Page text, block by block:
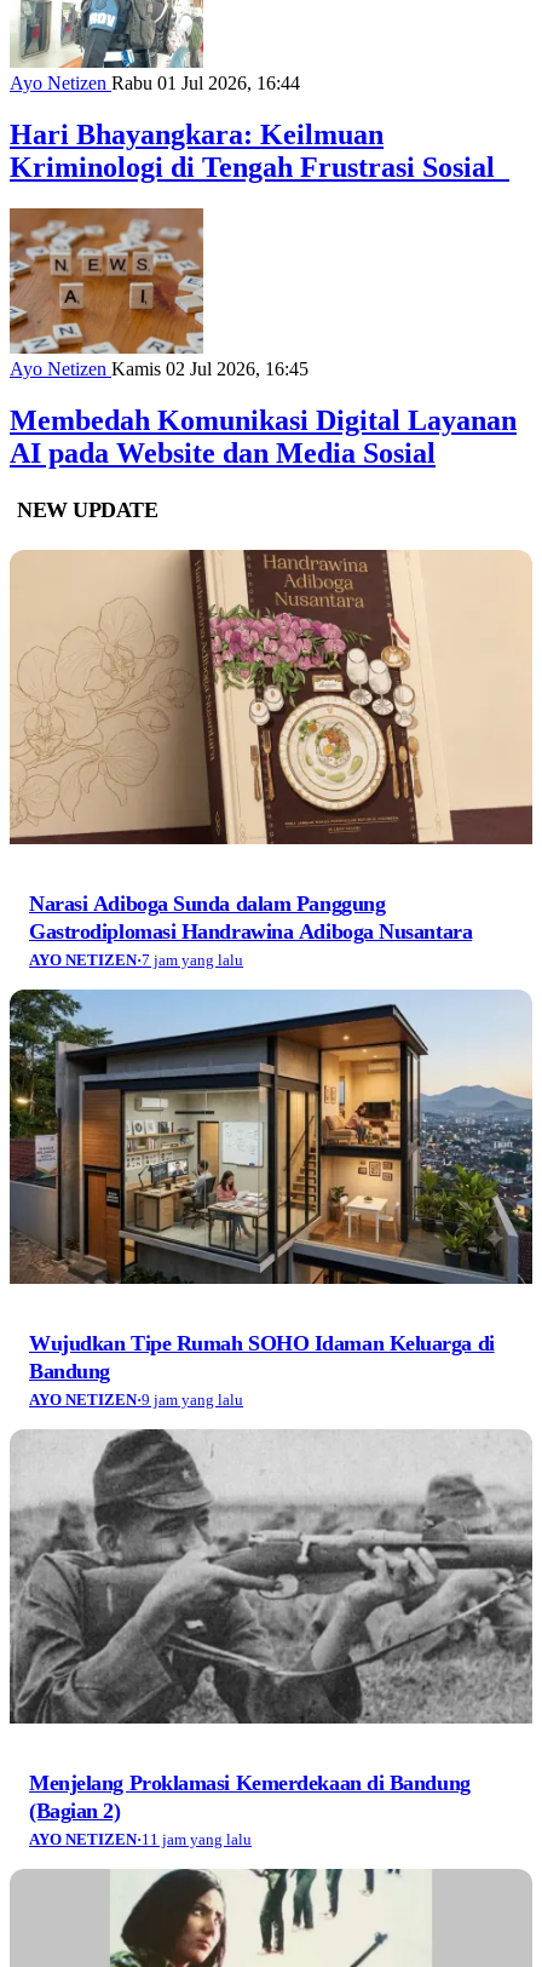
Ayo Netizen Rabu 01 Jul 2026, 16:44
Hari Bhayangkara: Keilmuan
Kriminologi di Tengah Frustrasi Sosial
Ayo Netizen Kamis 02 Jul 2026, 16:45
Membedah Komunikasi Digital Layanan
AI pada Website dan Media Sosial
NEW UPDATE
Narasi Adiboga Sunda dalam Panggung
Gastrodiplomasi Handrawina Adiboga Nusantara
AYO NETIZEN·7 jam yang lalu
Wujudkan Tipe Rumah SOHO Idaman Keluarga di
Bandung
AYO NETIZEN·9 jam yang lalu
Menjelang Proklamasi Kemerdekaan di Bandung
(Bagian 2)
AYO NETIZEN·11 jam yang lalu